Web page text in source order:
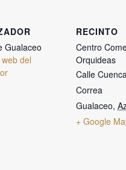
Gualaceo
del
RECINTO
Centro
Orquideas
Calle
Correa
Gualaceo,
+ Google